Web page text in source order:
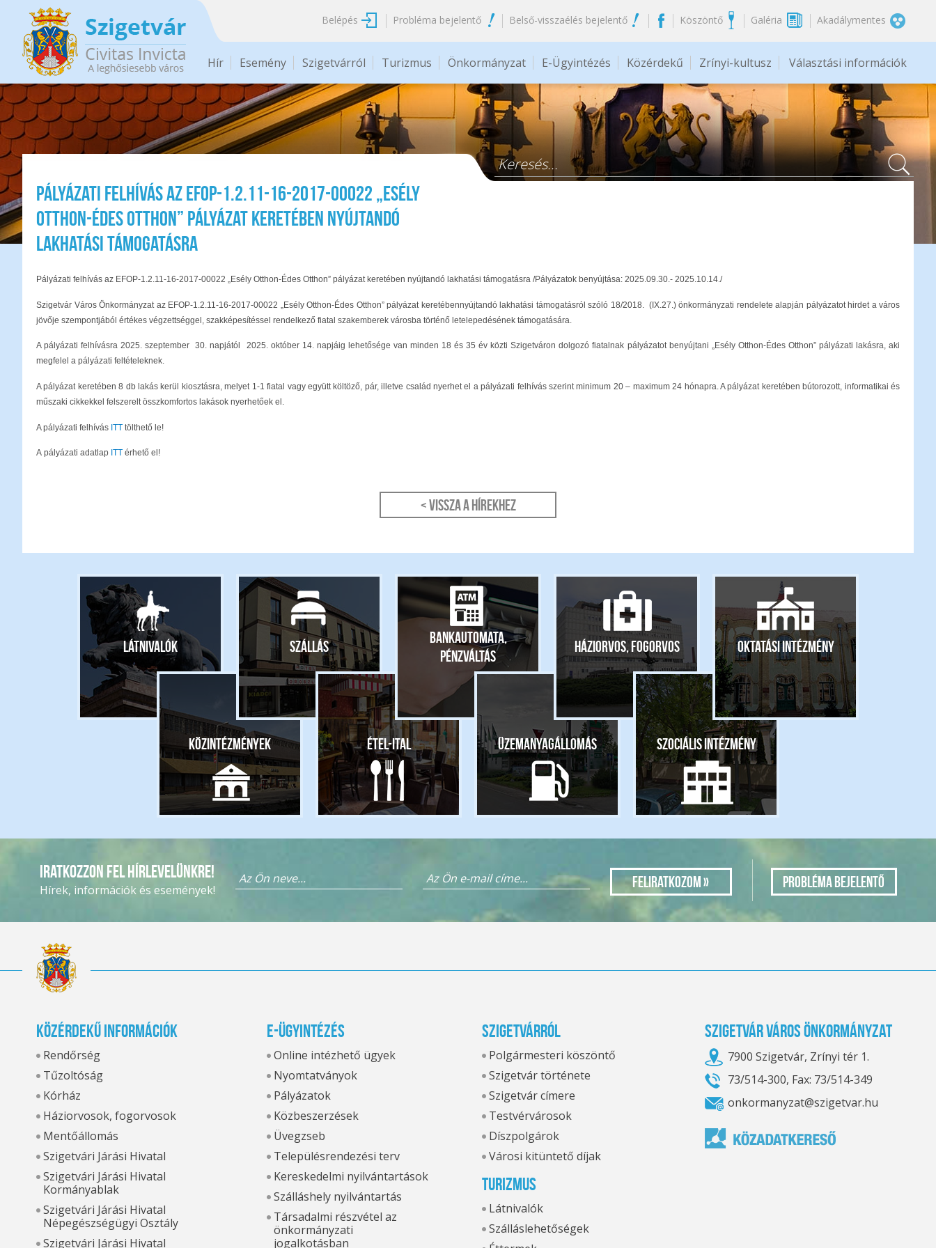
Ugrás a tartalomra
Belépés Probléma bejelentő Belső-visszaélés bejelentő Köszöntő Galéria Akadálymentes
Hír Esemény Szigetvárról Turizmus Önkormányzat E-Ügyintézés Közérdekű Zrínyi-kultusz Választási információk
Keresés űrlap
Pályázati felhívás az EFOP-1.2.11-16-2017-00022 „Esély
Otthon-Édes Otthon” pályázat keretében nyújtandó
lakhatási támogatásra
Pályázati felhívás az EFOP-1.2.11-16-2017-00022 „Esély Otthon-Édes Otthon” pályázat keretében nyújtandó lakhatási támogatásra /Pályázatok benyújtása: 2025.09.30.- 2025.10.14./
Szigetvár Város Önkormányzat az EFOP-1.2.11-16-2017-00022 „Esély Otthon-Édes Otthon” pályázat keretébennyújtandó lakhatási támogatásról szóló 18/2018. (IX.27.) önkormányzati rendelete alapján pályázatot hirdet a város
jövője szempontjából értékes végzettséggel, szakképesítéssel rendelkező fiatal szakemberek városba történő letelepedésének támogatására.
A pályázati felhívásra 2025. szeptember 30. napjától 2025. október 14. napjáig lehetősége van minden 18 és 35 év közti Szigetváron dolgozó fiatalnak pályázatot benyújtani „Esély Otthon-Édes Otthon” pályázati lakásra, aki
megfelel a pályázati feltételeknek.
A pályázat keretében 8 db lakás kerül kiosztásra, melyet 1-1 fiatal vagy együtt költöző, pár, illetve család nyerhet el a pályázati felhívás szerint minimum 20 – maximum 24 hónapra. A pályázat keretében bútorozott, informatikai és
műszaki cikkekkel felszerelt összkomfortos lakások nyerhetőek el.
A pályázati felhívás ITT tölthető le!
A pályázati adatlap ITT érhető el!
< Vissza a hírekhez
Látnivalók
Közintézmények
Szállás
Étel-ital
Bankautomata,
pénzváltás
Üzemanyagállomás
Háziorvos, fogorvos
Szociális intézmény
Oktatási intézmény
Iratkozzon fel hírlevelünkre!
Hírek, információk és események! Probléma bejelentő
Közérdekű információk
Rendőrség
Tűzoltóság
Kórház
Háziorvosok, fogorvosok
Mentőállomás
Szigetvári Járási Hivatal
Szigetvári Járási Hivatal
Kormányablak
Szigetvári Járási Hivatal
Népegészségügyi Osztály
Szigetvári Járási Hivatal
E-ügyintézés
Online intézhető ügyek
Nyomtatványok
Pályázatok
Közbeszerzések
Üvegzseb
Településrendezési terv
Kereskedelmi nyilvántartások
Szálláshely nyilvántartás
Társadalmi részvétel az
önkormányzati
jogalkotásban
Szigetvárról
Polgármesteri köszöntő
Szigetvár története
Szigetvár címere
Testvérvárosok
Díszpolgárok
Városi kitüntető díjak
Turizmus
Látnivalók
Szálláslehetőségek
Szigetvár Város Önkormányzat
7900 Szigetvár, Zrínyi tér 1.
73/514-300, Fax: 73/514-349
onkormanyzat@szigetvar.hu